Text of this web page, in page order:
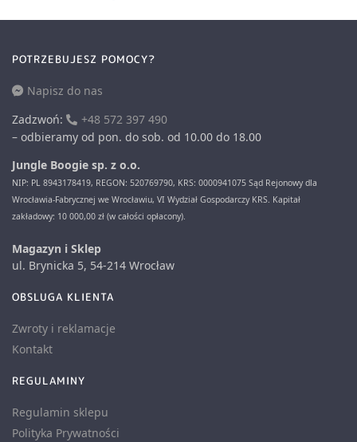
POTRZEBUJESZ POMOCY?
Napisz do nas
Zadzwoń:
+48 572 397 490
– odbieramy od pon. do sob. od 10.00 do 18.00
Jungle Boogie sp. z o.o.
NIP: PL 8943178419, REGON: 520769790, KRS: 0000941075 Sąd Rejonowy dla
Wrocławia-Fabrycznej we Wrocławiu, VI Wydział Gospodarczy KRS. Kapitał
zakładowy: 10 000,00 zł (w całości opłacony).
Magazyn i Sklep
ul. Brynicka 5, 54-214 Wrocław
OBSLUGA KLIENTA
Zwroty i reklamacje
Kontakt
REGULAMINY
Regulamin sklepu
Polityka Prywatności